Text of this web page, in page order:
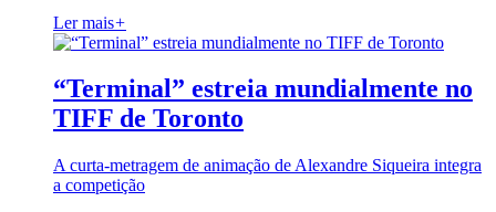
Ler mais+
“Terminal” estreia mundialmente no
TIFF de Toronto
A curta-metragem de animação de Alexandre Siqueira integra
a competição